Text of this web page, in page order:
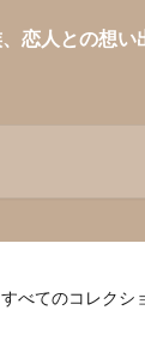
すべてのコレクシ